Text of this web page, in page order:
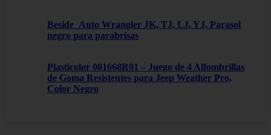
Beside_Auto Wrangler JK, TJ, LJ, YJ, Parasol
negro para parabrisas
Plasticolor 001668R01 – Juego de 4 Alfombrillas
de Goma Resistentes para Jeep Weather Pro,
Color Negro